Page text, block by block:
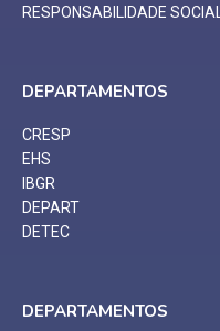
RESPONSABILIDADE SOCIAL
DEPARTAMENTOS
CRESP
EHS
IBGR
DEPART
DETEC
DEPARTAMENTOS